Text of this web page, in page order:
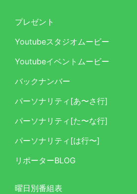
プレゼント
Youtubeスタジオムービー
Youtubeイベントムービー
バックナンバー
パーソナリティ[あ〜さ行]
パーソナリティ[た〜な行]
パーソナリティ[は行〜]
リポーターBLOG
曜日別番組表